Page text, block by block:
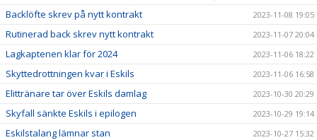
Backlöfte skrev på nytt kontrakt 2023-11-08 19:05
Rutinerad back skrev nytt kontrakt 2023-11-07 20:04
Lagkaptenen klar för 2024 2023-11-06 18:22
Skyttedrottningen kvar i Eskils 2023-11-06 16:58
Elittränare tar över Eskils damlag 2023-10-30 20:29
Skyfall sänkte Eskils i epilogen 2023-10-29 19:14
Eskilstalang lämnar stan 2023-10-27 15:32